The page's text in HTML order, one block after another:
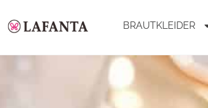
BRAUTKLEIDER